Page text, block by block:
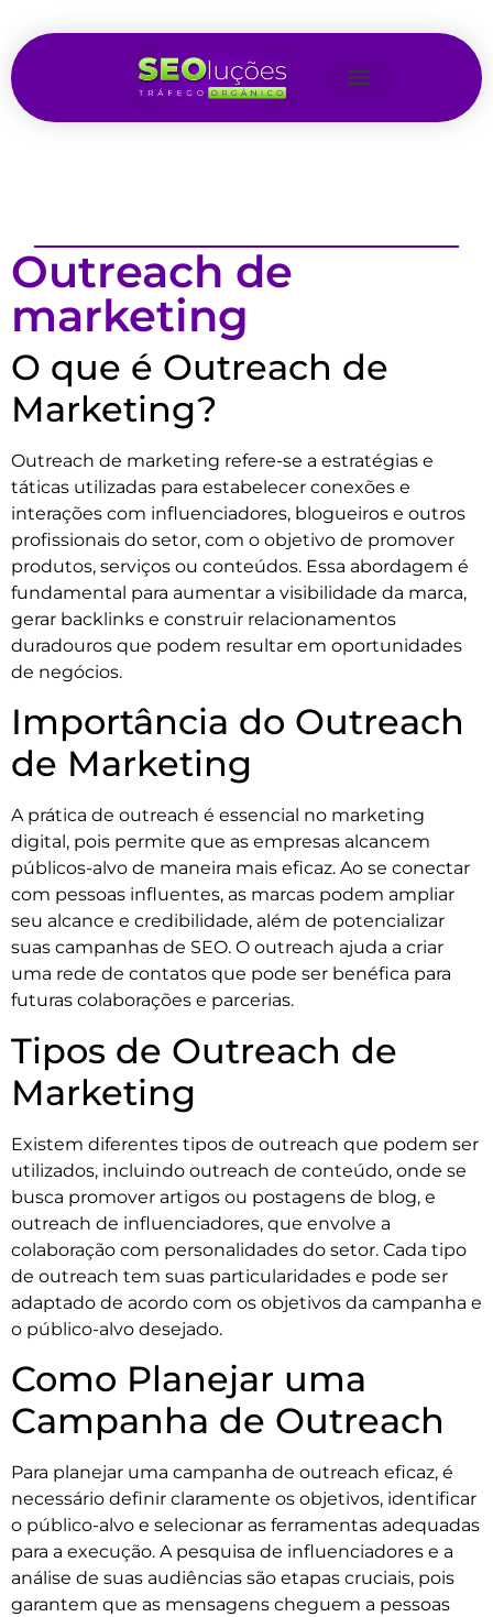
Outreach de
marketing
O que é Outreach de
Marketing?
Outreach de marketing refere-se a estratégias e
táticas utilizadas para estabelecer conexões e
interações com influenciadores, blogueiros e outros
profissionais do setor, com o objetivo de promover
produtos, serviços ou conteúdos. Essa abordagem é
fundamental para aumentar a visibilidade da marca,
gerar backlinks e construir relacionamentos
duradouros que podem resultar em oportunidades
de negócios.
Importância do Outreach
de Marketing
A prática de outreach é essencial no marketing
digital, pois permite que as empresas alcancem
públicos-alvo de maneira mais eficaz. Ao se conectar
com pessoas influentes, as marcas podem ampliar
seu alcance e credibilidade, além de potencializar
suas campanhas de SEO. O outreach ajuda a criar
uma rede de contatos que pode ser benéfica para
futuras colaborações e parcerias.
Tipos de Outreach de
Marketing
Existem diferentes tipos de outreach que podem ser
utilizados, incluindo outreach de conteúdo, onde se
busca promover artigos ou postagens de blog, e
outreach de influenciadores, que envolve a
colaboração com personalidades do setor. Cada tipo
de outreach tem suas particularidades e pode ser
adaptado de acordo com os objetivos da campanha e
o público-alvo desejado.
Como Planejar uma
Campanha de Outreach
Para planejar uma campanha de outreach eficaz, é
necessário definir claramente os objetivos, identificar
o público-alvo e selecionar as ferramentas adequadas
para a execução. A pesquisa de influenciadores e a
análise de suas audiências são etapas cruciais, pois
garantem que as mensagens cheguem a pessoas